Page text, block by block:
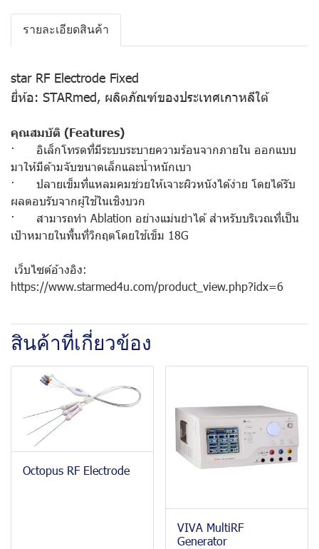
รายละเอียดสินค้า
star RF Electrode Fixed
ยี่ห้อ: STARmed, ผลิตภัณฑ์ของประเทศเกาหลีใต้
คุณสมบัติ (Features)
· อิเล็กโทรดที่มีระบบระบายความร้อนจากภายใน ออกแบบ
มาให้มีด้ามจับขนาดเล็กและน้ำหนักเบา
· ปลายเข็มที่แหลมคมช่วยให้เจาะผิวหนังได้ง่าย โดยได้รับ
ผลตอบรับจากผู้ใช้ในเชิงบวก
· สามารถทำ Ablation อย่างแม่นยำได้ สำหรับบริเวณที่เป็น
เป้าหมายในพื้นที่วิกฤตโดยใช้เข็ม 18G
เว็บไซต์อ้างอิง:
https://www.starmed4u.com/product_view.php?idx=6
สินค้าที่เกี่ยวข้อง
Octopus RF Electrode
VIVA MultiRF
Generator